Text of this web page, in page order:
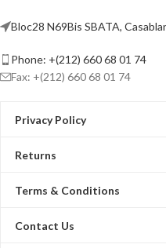
Bloc28 N69Bis SBATA,
Phone: +(212) 660 68 01 74
Fax: +(212) 660 68 01 74
Privacy Policy
Returns
Terms & Conditions
Contact Us